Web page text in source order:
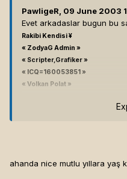
PawligeR, 09 June 2003
Evet arkadaslar bugun bu
Rakibi Kendisi ¥
« ZodyaG Admin »
« Scripter,Grafiker »
« ICQ=160053851 »
« Volkan Polat »
ahanda nice mutlu yıllara yaş